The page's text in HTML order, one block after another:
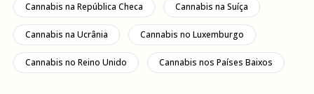
Cannabis na República Checa Cannabis na Suíça
Cannabis na Ucrânia Cannabis no Luxemburgo
Cannabis no Reino Unido Cannabis nos Países Baixos